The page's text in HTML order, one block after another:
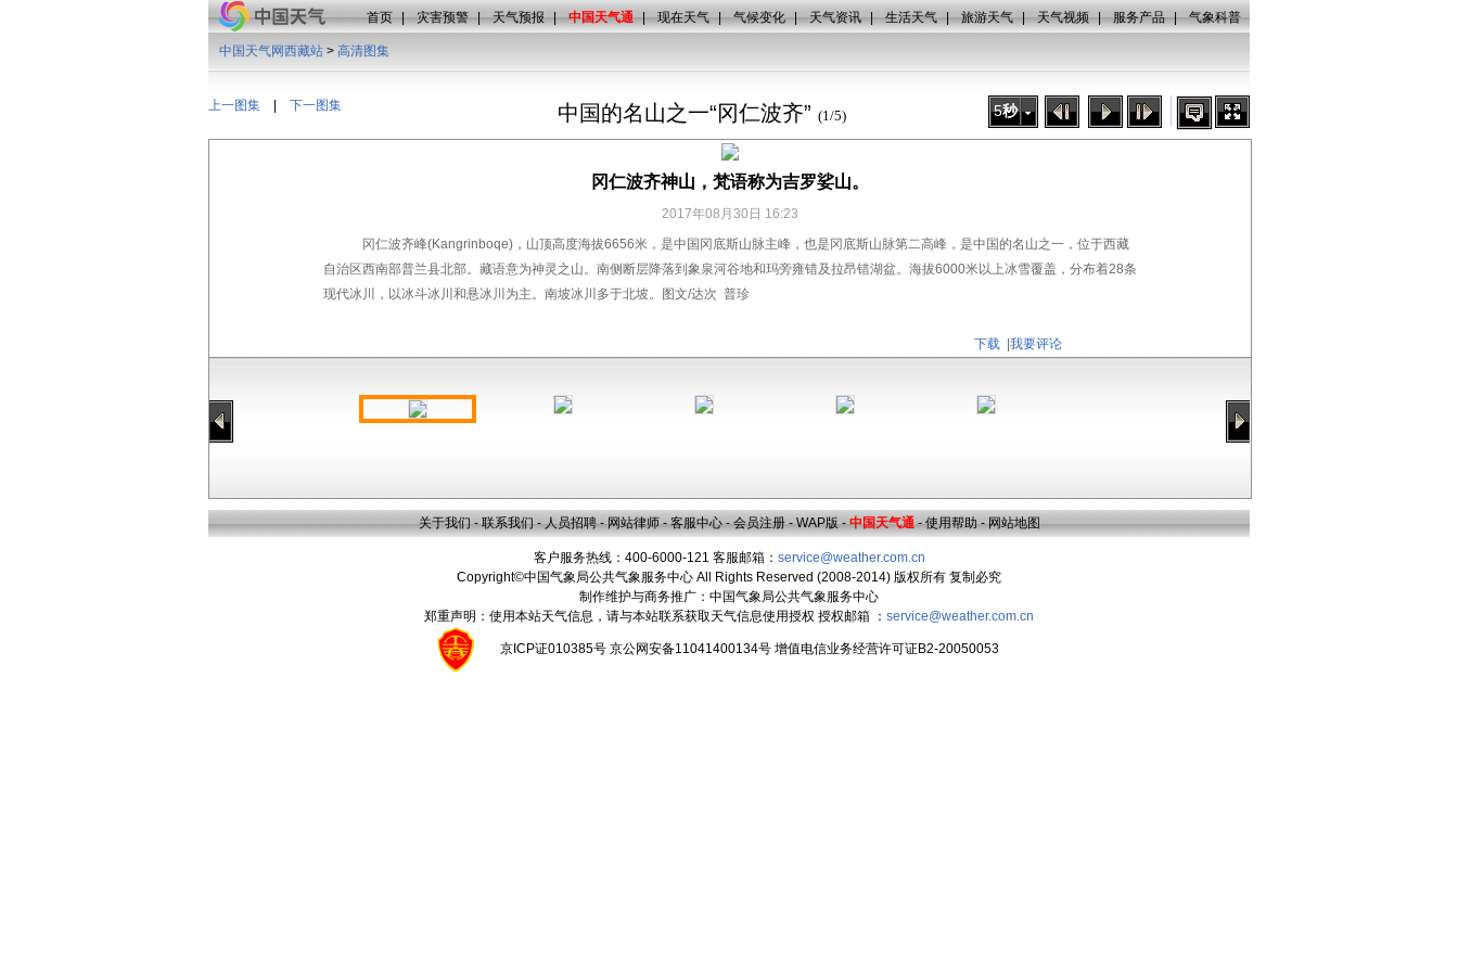
首页 | 灾害预警 | 天气预报 | 中国天气通 | 现在天气 | 气候变化 | 天气资讯 | 生活天气 | 旅游天气 | 天气视频 | 服务产品 | 气象科普
上一图集 下一图集
中国天气网西藏站 > 高清图集
中国的名山之一“冈仁波齐” (1/5) 5秒
冈仁波齐神山，梵语称为吉罗娑山。
2017年08月30日 16:23
冈仁波齐峰(Kangrinboqe)，山顶高度海拔6656米，是中国冈底斯山脉主峰，也是冈底斯山脉第二高峰，是中国的名山之一，位于西藏
自治区西南部普兰县北部。藏语意为神灵之山。南侧断层降落到象泉河谷地和玛旁雍错及拉昂错湖盆。海拔6000米以上冰雪覆盖，分布着28条
现代冰川，以冰斗冰川和悬冰川为主。南坡冰川多于北坡。图文/达次 普珍
下载 我要评论
关于我们 - 联系我们 - 人员招聘 - 网站律师 - 客服中心 - 会员注册 - WAP版 - 中国天气通 - 使用帮助 - 网站地图
客户服务热线：400-6000-121 客服邮箱： service@weather.com.cn
Copyright©中国气象局公共气象服务中心 All Rights Reserved (2008-2014) 版权所有 复制必究
制作维护与商务推广：中国气象局公共气象服务中心
郑重声明：使用本站天气信息，请与本站联系获取天气信息使用授权 授权邮箱 ： service@weather.com.cn
京ICP证010385号 京公网安备11041400134号 增值电信业务经营许可证B2-20050053